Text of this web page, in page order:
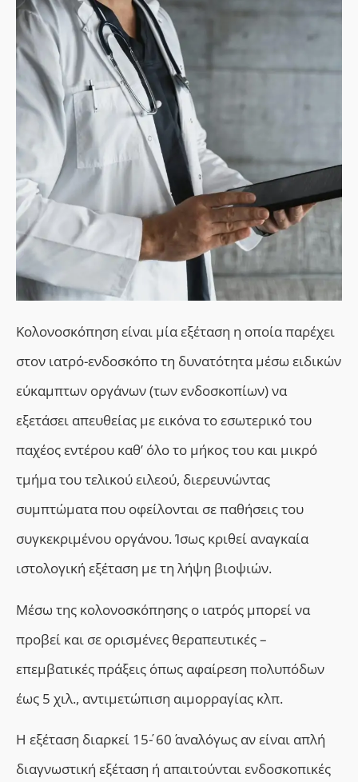
Κολονοσκόπηση είναι μία εξέταση η οποία παρέχει
στον ιατρό-ενδοσκόπο τη δυνατότητα μέσω ειδικών
εύκαμπτων οργάνων (των ενδοσκοπίων) να
εξετάσει απευθείας με εικόνα το εσωτερικό του
παχέος εντέρου καθ’ όλο το μήκος του και μικρό
τμήμα του τελικού ειλεού, διερευνώντας
συμπτώματα που οφείλονται σε παθήσεις του
συγκεκριμένου οργάνου. Ίσως κριθεί αναγκαία
ιστολογική εξέταση με τη λήψη βιοψιών.
Μέσω της κολονοσκόπησης ο ιατρός μπορεί να
προβεί και σε ορισμένες θεραπευτικές –
επεμβατικές πράξεις όπως αφαίρεση πολυπόδων
έως 5 χιλ., αντιμετώπιση αιμορραγίας κλπ.
Η εξέταση διαρκεί 15΄- 60΄ αναλόγως αν είναι απλή
διαγνωστική εξέταση ή απαιτούνται ενδοσκοπικές